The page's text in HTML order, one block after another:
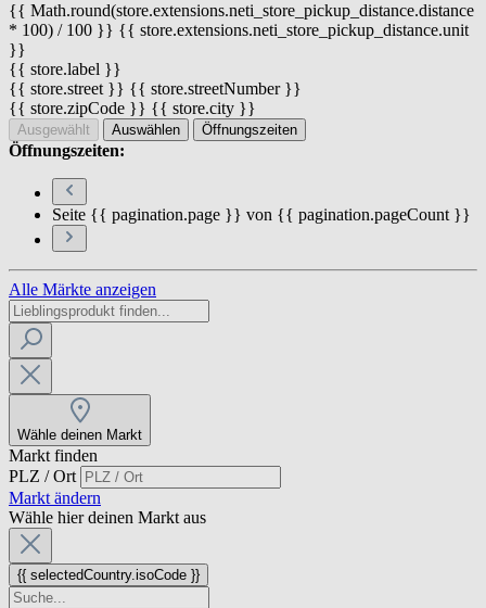
{{ Math.round(store.extensions.neti_store_pickup_distance.distance
* 100) / 100 }} {{ store.extensions.neti_store_pickup_distance.unit
}}
{{ store.label }}
{{ store.street }} {{ store.streetNumber }}
{{ store.zipCode }} {{ store.city }}
Ausgewählt Auswählen Öffnungszeiten
Öffnungszeiten:
Seite {{ pagination.page }} von {{ pagination.pageCount }}
Alle Märkte anzeigen
Wähle deinen Markt
Markt finden
PLZ / Ort
Markt ändern
Wähle hier deinen Markt aus
{{ selectedCountry.isoCode }}